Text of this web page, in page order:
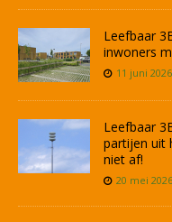
Leefbaar
inwoners
11 juni 2026
Leefbaar
partijen uit
niet af!
20 mei 2026